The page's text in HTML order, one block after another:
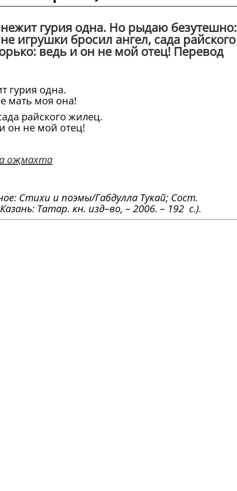
гурия одна. Но рыдаю безутешно:
игрушки бросил ангел, сада райского
ведь и он не мой отец! Перевод
гурия одна.
мать моя она!
райского жилец.
он не мой отец!
оҗмахта
Стихи и поэмы/Габдулла Тукай; Сост.
Татар. кн. изд–во, – 2006. – 192 с.).